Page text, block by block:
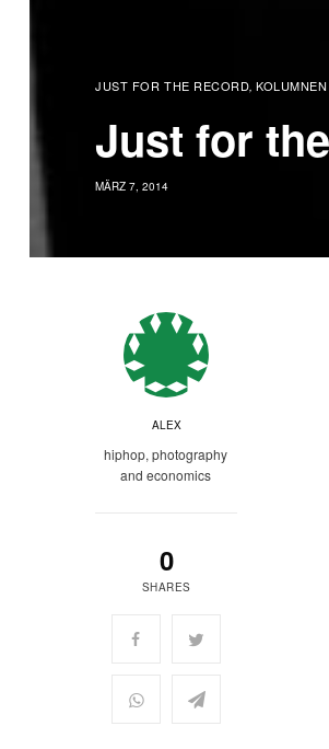
JUST FOR THE RECORD, KOLUMNEN
Just for
MÄRZ 7, 2014
ALEX
hiphop, photography
and economics
0
SHARES